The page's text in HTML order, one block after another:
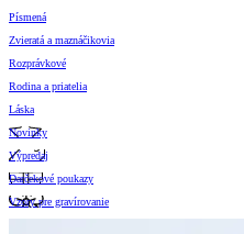
Písmená
Zvieratá a maznáčikovia
Rozprávkové
Rodina a priatelia
Láska
Novinky
Výpredaj
Darčekové poukazy
Vzory pre gravírovanie